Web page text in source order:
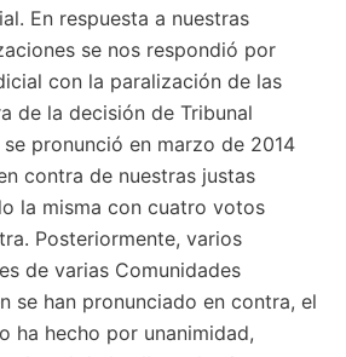
En respuesta a nuestras
se nos respondió por
con la paralización de las
de la decisión de Tribunal
pronunció en marzo de 2014
contra de nuestras justas
la misma con cuatro votos
Posteriormente, varios
de varias Comunidades
se han pronunciado en contra, el
ha hecho por unanimidad,